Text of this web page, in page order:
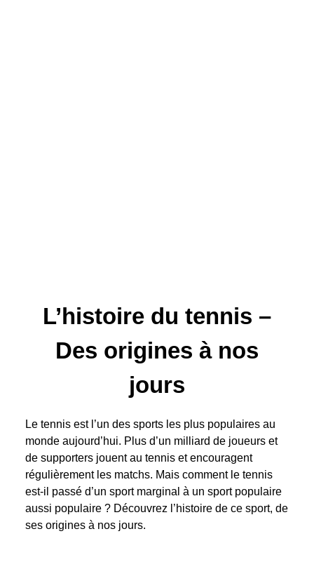
L’histoire du tennis –
Des origines à nos
jours
Le tennis est l’un des sports les plus populaires au
monde aujourd’hui. Plus d’un milliard de joueurs et
de supporters jouent au tennis et encouragent
régulièrement les matchs. Mais comment le tennis
est-il passé d’un sport marginal à un sport populaire
aussi populaire ? Découvrez l’histoire de ce sport, de
ses origines à nos jours.